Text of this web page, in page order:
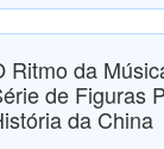
Ritmo da
de Figuras
da China